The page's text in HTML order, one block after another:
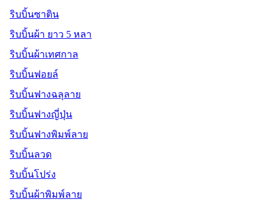
ริบบิ้นซาติน
ริบบิ้นผ้า ยาว 5 หลา
ริบบิ้นผ้าเทศกาล
ริบบิ้นฟอยล์
ริบบิ้นฟางฉลุลาย
ริบบิ้นฟางญี่ปุ่น
ริบบิ้นฟางพิมพ์ลาย
ริบบิ้นลวด
ริบบิ้นโปร่ง
ริบบิ้นผ้าพิมพ์ลาย